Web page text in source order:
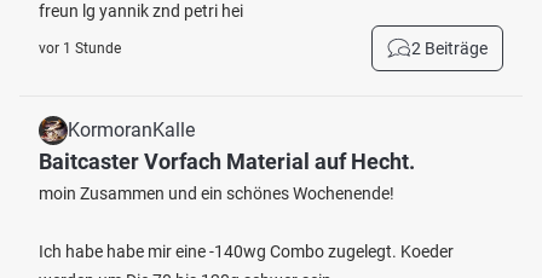
freun lg yannik znd petri hei
vor 1 Stunde 2 Beiträge
KormoranKalle
Baitcaster Vorfach Material auf Hecht.
moin Zusammen und ein schönes Wochenende!
Ich habe habe mir eine -140wg Combo zugelegt. Koeder